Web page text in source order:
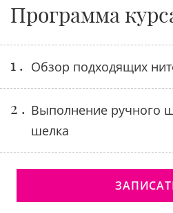
Программа
1 . Обзор подходящих
2 . Выполнение ручного
шелка